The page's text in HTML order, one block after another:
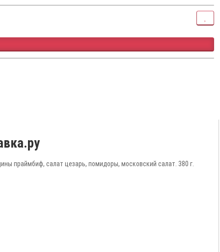
праймбиф, салат цезарь, помидоры, московский салат. 380 г.